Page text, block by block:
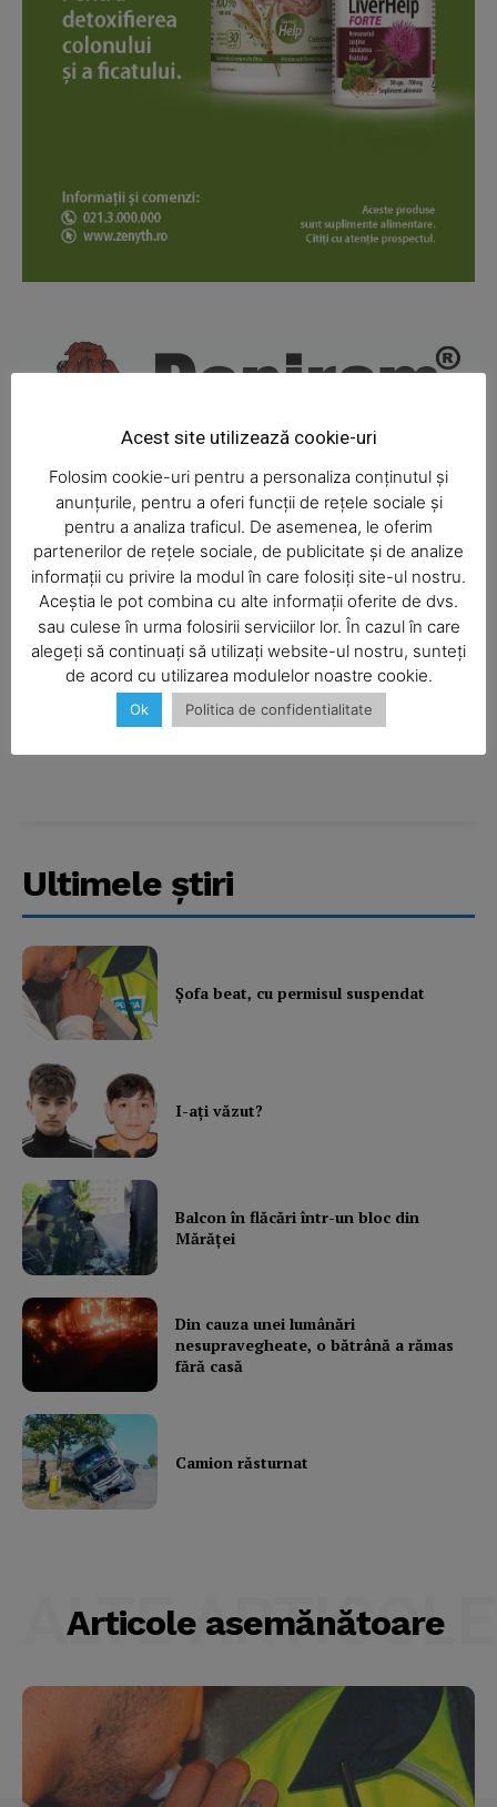
News Week
SUBSCRIBE NOW
Company
My account
Ultimele ştiri
Şofa beat, cu permisul suspendat
I-aţi văzut?
Balcon în flăcări într-un bloc din
Mărăţei
Din cauza unei lumânări
nesupravegheate, o bătrână a rămas
fără casă
Camion răsturnat
Articole asemănătoare
ALTE ARTICOLE
Acest site utilizează cookie-uri
Folosim cookie-uri pentru a personaliza conținutul și
anunțurile, pentru a oferi funcții de rețele sociale și
pentru a analiza traficul. De asemenea, le oferim
partenerilor de rețele sociale, de publicitate și de analize
informații cu privire la modul în care folosiți site-ul nostru.
Aceștia le pot combina cu alte informații oferite de dvs.
sau culese în urma folosirii serviciilor lor. În cazul în care
alegeți să continuați să utilizați website-ul nostru, sunteți
de acord cu utilizarea modulelor noastre cookie.
Ok Politica de confidentialitate